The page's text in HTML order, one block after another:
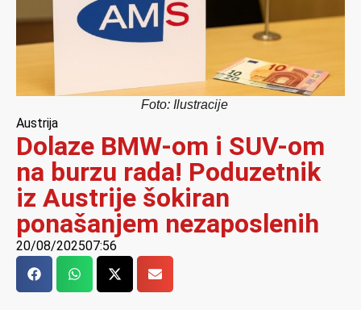
Foto: Ilustracije
Austrija
Dolaze BMW-om i SUV-om
na burzu rada! Poduzetnik
iz Austrije šokiran
ponašanjem nezaposlenih
20/08/202507:56